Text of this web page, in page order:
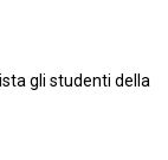
gli studenti della